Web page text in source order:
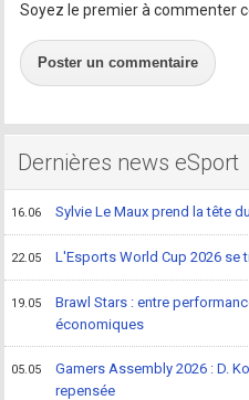
Soyez le premier à commenter
Poster un commentaire
Dernières news eSport
16.06 Sylvie Le Maux prend la tête
22.05 L'Esports World Cup 2026 se
19.05
Brawl Stars : entre
économiques
05.05
Gamers Assembly 2026 : D.
repensée